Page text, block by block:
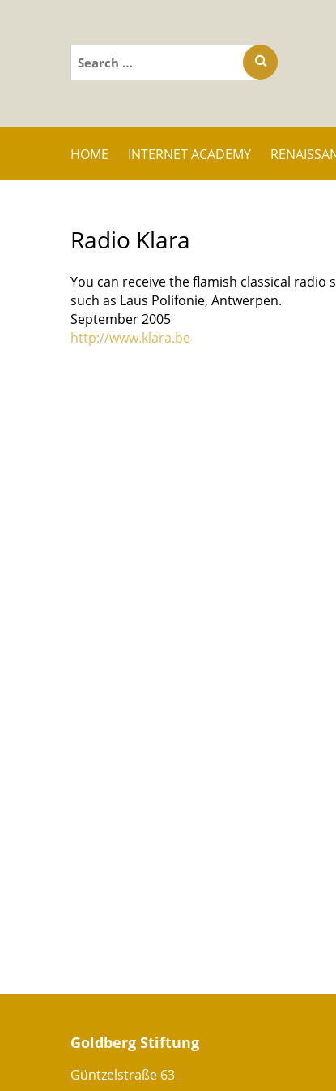
Search
for:
HOME INTERNET ACADEMY
Radio Klara
You can receive the flamish classical
such as Laus Polifonie, Antwerpen.
September 2005
http://www.klara.be
Goldberg Stiftung
Güntzelstraße 63